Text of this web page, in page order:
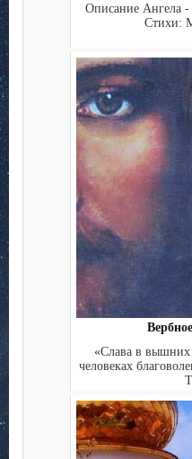
Описание Ангела
«Слава в вышних
человеках